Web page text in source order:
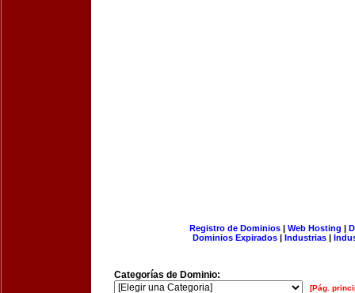
Registro de Dominios| Web Hosting |
Dominios Expirados | Industrias |
Categorías de Dominio:
[Pág.